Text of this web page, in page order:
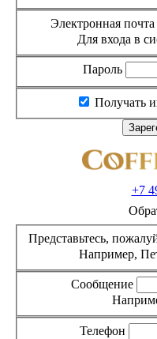
Электронная почта
Для входа в
Пароль
Получать
+7
Представьтесь,
Например,
Сообщение
Телефон